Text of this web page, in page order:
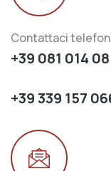
Contattaci
+39 081 014
+39 339 157